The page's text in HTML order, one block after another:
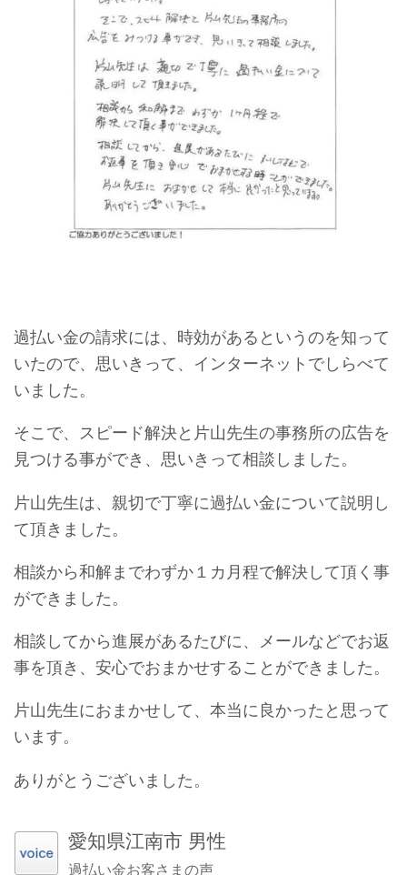
過払い金の請求には、時効があるというのを知って
いたので、思いきって、インターネットでしらべて
いました。
そこで、スピード解決と片山先生の事務所の広告を
見つける事ができ、思いきって相談しました。
片山先生は、親切で丁寧に過払い金について説明し
て頂きました。
相談から和解までわずか１カ月程で解決して頂く事
ができました。
相談してから進展があるたびに、メールなどでお返
事を頂き、安心でおまかせすることができました。
片山先生におまかせして、本当に良かったと思って
います。
ありがとうございました。
愛知県江南市 男性
過払い金お客さまの声